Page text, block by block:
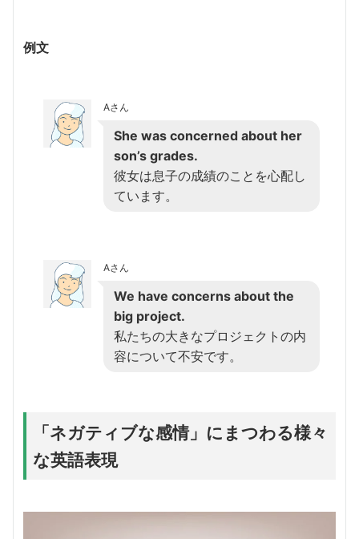
例文
Aさん
She was concerned about her
son’s grades.
彼女は息子の成績のことを心配し
ています。
Aさん
We have concerns about the
big project.
私たちの大きなプロジェクトの内
容について不安です。
「ネガティブな感情」にまつわる様々
な英語表現